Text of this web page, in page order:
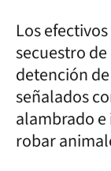
Los
secuestro
detención
señalados
alambrado
robar